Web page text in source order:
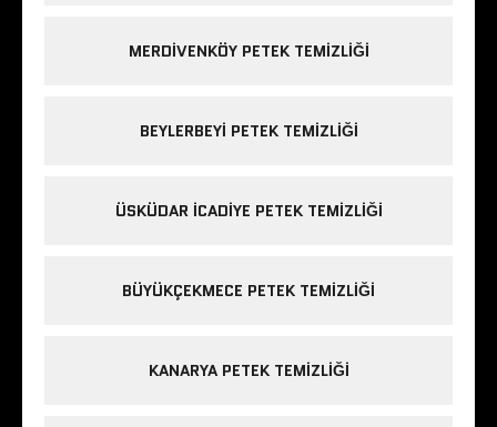
MERDIVENKÖY PETEK TEMIZLIĞI
BEYLERBEYI PETEK TEMIZLIĞI
ÜSKÜDAR ICADIYE PETEK TEMIZLIĞI
BÜYÜKÇEKMECE PETEK TEMIZLIĞI
KANARYA PETEK TEMIZLIĞI